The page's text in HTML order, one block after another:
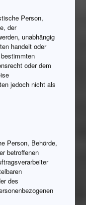
Person,
der
unabhängig
handelt oder
oder dem
jedoch nicht als
Person, Behörde,
betroffenen
des